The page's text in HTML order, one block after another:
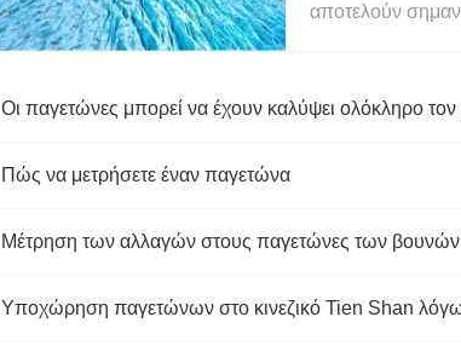
αποτελούν
Οι παγετώνες μπορεί να έχουν καλύψει ολόκληρο
Πώς να μετρήσετε έναν παγετώνα
Μέτρηση των αλλαγών στους παγετώνες των
Υποχώρηση παγετώνων στο κινεζικό Tien Shan